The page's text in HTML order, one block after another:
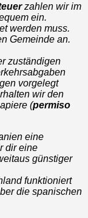
zahlen wir im
ein.
werden muss.
Gemeinde an.
zuständigen
vorgelegt
wir den
(permiso
eine
dir eine
günstiger
funktioniert
die spanischen